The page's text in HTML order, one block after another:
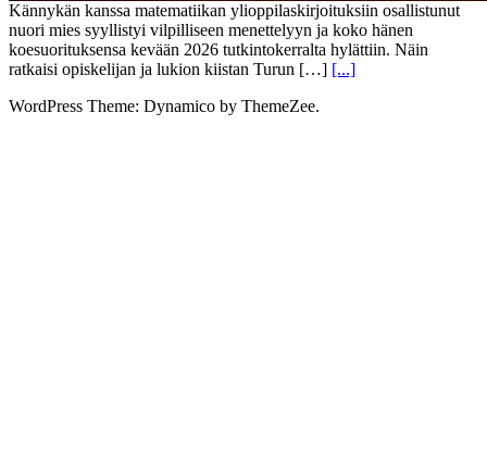
Kännykän kanssa matematiikan ylioppilaskirjoituksiin osallistunut
nuori mies syyllistyi vilpilliseen menettelyyn ja koko hänen
koesuorituksensa kevään 2026 tutkintokerralta hylättiin. Näin
ratkaisi opiskelijan ja lukion kiistan Turun […] [...]
WordPress Theme: Dynamico by ThemeZee.